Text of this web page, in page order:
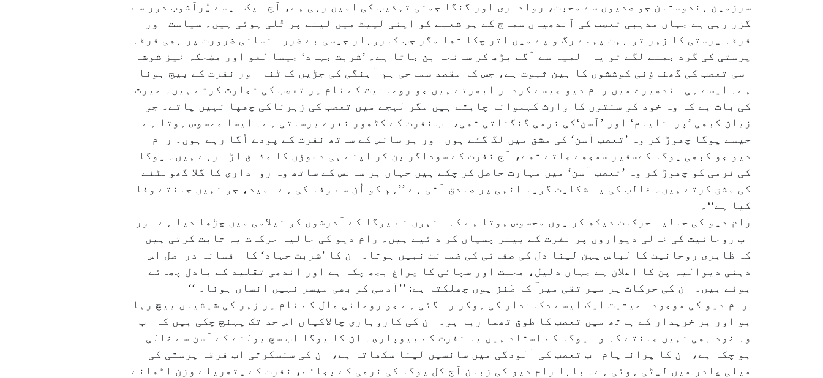
سرزمین ہندوستان جو صدیوں سے محبت، رواداری اور گنگا جمنی تہذیب کی امین رہی ہے، آج ایک ایسے پُرآشوب دور سے
گزر رہی ہے جہاں مذہبی تعصب کی آندھیاں سماج کے ہر شعبے کو اپنی لپیٹ میں لینے پر تُلی ہوئی ہیں۔ سیاست اور
فرقہ پرستی کا زہر تو بہت پہلے رگ و پے میں اتر چکا تھا مگر جب کاروبار جیسی بے ضرر انسانی ضرورت پر بھی فرقہ
پرستی کی گرد جمنے لگے تو یہ المیہ سے آگے بڑھ کر سانحہ بن جاتا ہے۔ ’شربت جہاد‘ جیسا لغو اور مضحکہ خیز شوشہ
اسی تعصب کی گھناؤنی کوششوں کا بین ثبوت ہے، جس کا مقصد سماجی ہم آہنگی کی جڑیں کاٹنا اور نفرت کے بیج بونا
ہے۔ ایسے ہی اندھیرے میں رام دیو جیسے کردار ابھرتے ہیں جو روحانیت کے نام پر تعصب کی تجارت کرتے ہیں۔ حیرت
کی بات ہے کہ وہ خود کو سنتوں کا وارث کہلوانا چاہتے ہیں مگر لہجے میں تعصب کی زہرناکی چھپا نہیں پاتے۔ جو
زبان کبھی ’پرانایام‘ اور ’آسن‘کی نرمی گنگناتی تھی، اب نفرت کے کٹھور نعرے برساتی ہے۔ ایسا محسوس ہوتا ہے
جیسے یوگا چھوڑ کر وہ ’تعصب آسن‘ کی مشق میں لگ گئے ہوں اور ہر سانس کے ساتھ نفرت کے پودے اُگا رہے ہوں۔ رام
دیو جو کبھی یوگا کےسفیر سمجھے جاتے تھے، آج نفرت کے سوداگر بن کر اپنے ہی دعوؤں کا مذاق اڑا رہے ہیں۔ یوگا
کی نرمی کو چھوڑ کر وہ ’تعصب آسن‘ میں مہارت حاصل کر چکے ہیں جہاں ہر سانس کے ساتھ وہ رواداری کا گلا گھونٹنے
کی مشق کرتے ہیں۔ غالب کی یہ شکایت گویا انہی پر صادق آتی ہے ’’ہم کو اُن سے وفا کی ہے امید، جو نہیں جانتے وفا
کیا ہے‘‘۔
رام دیو کی حالیہ حرکات دیکھ کر یوں محسوس ہوتا ہے کہ انہوں نے یوگا کے آدرشوں کو نیلامی میں چڑھا دیا ہے اور
اب روحانیت کی خالی دیواروں پر نفرت کے بینر چسپاں کر د ئیے ہیں۔ رام دیو کی حالیہ حرکات یہ ثابت کرتی ہیں
کہ ظاہری روحانیت کا لباس پہن لینا دل کی صفائی کی ضمانت نہیں ہوتا۔ ان کا ’شربت جہاد‘ کا افسانہ دراصل اس
ذہنی دیوالیہ پن کا اعلان ہے جہاں دلیل، محبت اور سچائی کا چراغ بجھ چکا ہے اور اندھی تقلید کے بادل چھائے
ہوئے ہیں۔ ان کی حرکات پر میر تقی میر ؔ کا طنز یوں چھلکتا ہے: ’’آدمی کو بھی میسر نہیں انساں ہونا۔ ‘‘
رام دیو کی موجودہ حیثیت ایک ایسے دکاندار کی ہوکر رہ گئی ہے جو روحانی مال کے نام پر زہر کی شیشیاں بیچ رہا
ہو اور ہر خریدار کے ہاتھ میں تعصب کا طوق تھما رہا ہو۔ ان کی کاروباری چالاکیاں اس حد تک پہنچ چکی ہیں کہ اب
وہ خود بھی نہیں جانتے کہ وہ یوگا کے استاد ہیں یا نفرت کے بیوپاری۔ ان کا یوگا اب سچ بولنے کے آسن سے خالی
ہو چکا ہے، ان کا پرانایام اب تعصب کی آلودگی میں سانسیں لینا سکھاتا ہے، ان کی سنسکرتی اب فرقہ پرستی کی
میلی چادر میں لپٹی ہوئی ہے۔ بابا رام دیو کی زبان آج کل یوگا کی نرمی کے بجائے، نفرت کے پتھریلے وزن اٹھانے